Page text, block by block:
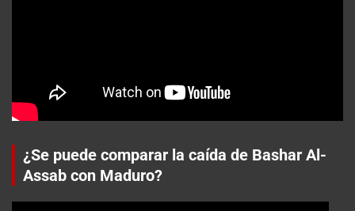
¿Se puede comparar la caída de Bashar Al-
Assab con Maduro?